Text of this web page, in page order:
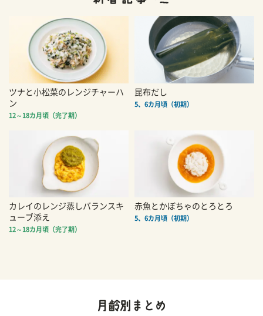
ツナと小松菜のレンジチャーハ
ン
12～18カ月頃（完了期）
昆布だし
5、6カ月頃（初期）
カレイのレンジ蒸しバランスキ
ューブ添え
12～18カ月頃（完了期）
赤魚とかぼちゃのとろとろ
5、6カ月頃（初期）